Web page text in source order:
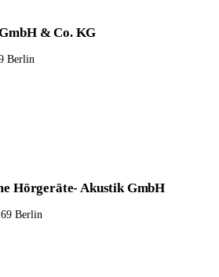
& Co. KG
Berlin
Hörgeräte- Akustik GmbH
Berlin